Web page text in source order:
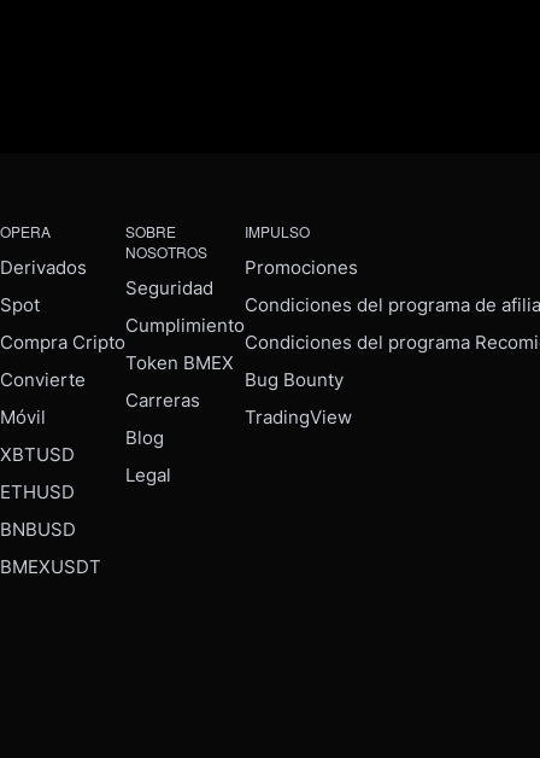
OPERA
Derivados
Spot
Compra Cripto
Convierte
Móvil
XBTUSD
ETHUSD
BNBUSD
BMEXUSDT
SOBRE
NOSOTROS
Seguridad
Cumplimiento
Token BMEX
Carreras
Blog
Legal
IMPULSO
Promociones
Condiciones del programa de
Condiciones del programa
Bug Bounty
TradingView